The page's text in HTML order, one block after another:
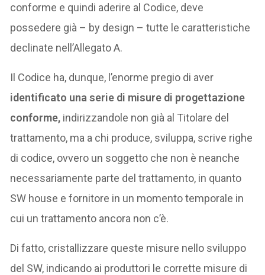
conforme e quindi aderire al Codice, deve
possedere già – by design – tutte le caratteristiche
declinate nell’Allegato A.
Il Codice ha, dunque, l’enorme pregio di aver
identificato una serie di misure di progettazione
conforme, indirizzandole non già al Titolare del
trattamento, ma a chi produce, sviluppa, scrive righe
di codice, ovvero un soggetto che non è neanche
necessariamente parte del trattamento, in quanto
SW house e fornitore in un momento temporale in
cui un trattamento ancora non c’è.
Di fatto, cristallizzare queste misure nello sviluppo
del SW, indicando ai produttori le corrette misure di